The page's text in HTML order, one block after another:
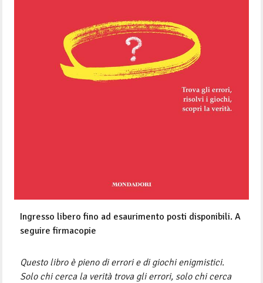
Ingresso libero fino ad esaurimento posti disponibili. A
seguire firmacopie
Questo libro è pieno di errori e di giochi enigmistici.
Solo chi cerca la verità trova gli errori, solo chi cerca